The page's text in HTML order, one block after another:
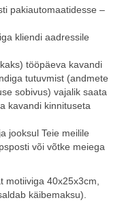
pakiautomaatidesse –
kliendi aadressile
tööpäeva kavandi
tutuvmist (andmete
sobivus) vajalik saata
kavandi kinnituseta
jooksul Teie meilile
või võtke meiega
motiiviga 40x25x3cm,
käibemaksu).